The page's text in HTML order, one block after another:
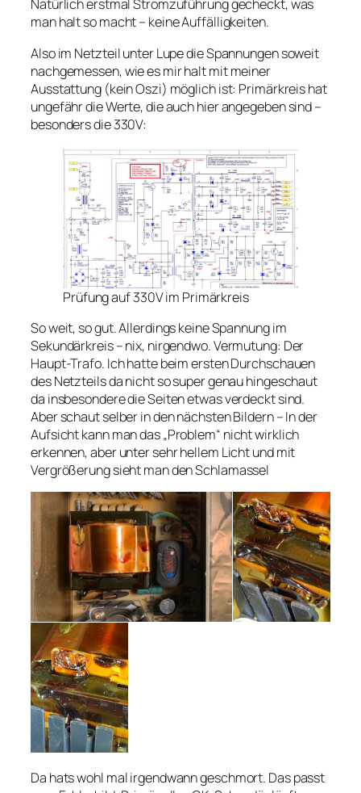
Natürlich erstmal Stromzuführung gecheckt, was
man halt so macht – keine Auffälligkeiten.
Also im Netzteil unter Lupe die Spannungen soweit
nachgemessen, wie es mir halt mit meiner
Ausstattung (kein Oszi) möglich ist: Primärkreis hat
ungefähr die Werte, die auch hier angegeben sind –
besonders die 330V:
Prüfung auf 330V im Primärkreis
So weit, so gut. Allerdings keine Spannung im
Sekundärkreis – nix, nirgendwo. Vermutung: Der
Haupt-Trafo. Ich hatte beim ersten Durchschauen
des Netzteils da nicht so super genau hingeschaut
da insbesondere die Seiten etwas verdeckt sind.
Aber schaut selber in den nächsten Bildern – In der
Aufsicht kann man das „Problem“ nicht wirklich
erkennen, aber unter sehr hellem Licht und mit
Vergrößerung sieht man den Schlamassel
Da hats wohl mal irgendwann geschmort. Das passt